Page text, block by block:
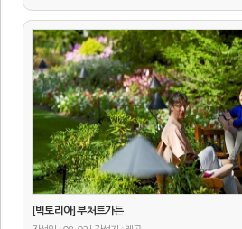
[빅토리아] 부처트가든